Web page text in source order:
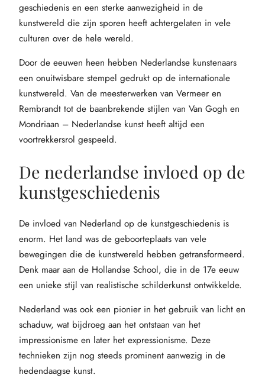
geschiedenis en een sterke aanwezigheid in de
kunstwereld die zijn sporen heeft achtergelaten in vele
culturen over de hele wereld.
Door de eeuwen heen hebben Nederlandse kunstenaars
een onuitwisbare stempel gedrukt op de internationale
kunstwereld. Van de meesterwerken van Vermeer en
Rembrandt tot de baanbrekende stijlen van Van Gogh en
Mondriaan – Nederlandse kunst heeft altijd een
voortrekkersrol gespeeld.
De nederlandse invloed op de
kunstgeschiedenis
De invloed van Nederland op de kunstgeschiedenis is
enorm. Het land was de geboorteplaats van vele
bewegingen die de kunstwereld hebben getransformeerd.
Denk maar aan de Hollandse School, die in de 17e eeuw
een unieke stijl van realistische schilderkunst ontwikkelde.
Nederland was ook een pionier in het gebruik van licht en
schaduw, wat bijdroeg aan het ontstaan van het
impressionisme en later het expressionisme. Deze
technieken zijn nog steeds prominent aanwezig in de
hedendaagse kunst.